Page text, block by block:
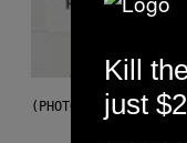
(PHOTO BY NOAM
Kill
just